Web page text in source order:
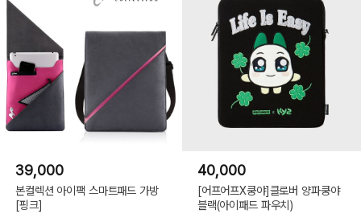
39,000
본컬렉션 아이팩 스마트패드 가방
[핑크]
40,000
[어프어프X쿵야]클로버 양파쿵야
블랙(아이패드 파우치)